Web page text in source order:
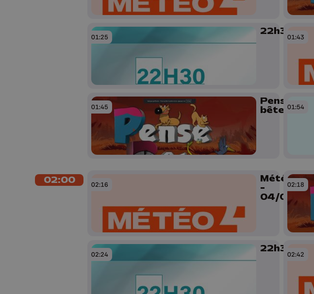
01:25
22h30
01:43
01:45
Pense
bêtes01:54
02:00 02:16
Météo Soir
-
04/06/
02:18
02:24
22h30
02:42